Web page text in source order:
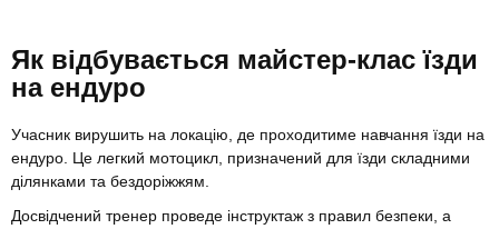
Як відбувається майстер-клас їзди
на ендуро
Учасник вирушить на локацію, де проходитиме навчання їзди на
ендуро. Це легкий мотоцикл, призначений для їзди складними
ділянками та бездоріжжям.
Досвідчений тренер проведе інструктаж з правил безпеки, а